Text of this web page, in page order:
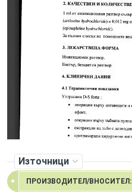
Източници
ПРОИЗВОДИТЕЛ/ВНОСИТЕЛ: